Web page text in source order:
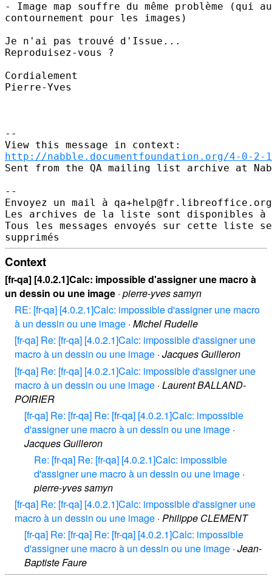
- Image map souffre du même problème (qui
contournement pour les images)
Je n'ai pas trouvé d'Issue...
Reproduisez-vous ?
Cordialement
Pierre-Yves
--
http://nabble.documentfoundation.org/4-0-2-
Sent from the QA mailing list archive at
--
Envoyez un mail à
Les archives de la liste sont disponibles à
Tous les messages envoyés sur cette liste
Context
[fr-qa] [4.0.2.1]Calc: impossible d'assigner une macro à
un dessin ou une image · pierre-yves samyn
RE: [fr-qa] [4.0.2.1]Calc: impossible d'assigner une macro
à un dessin ou une image · Michel Rudelle
[fr-qa] Re: [fr-qa] [4.0.2.1]Calc: impossible d'assigner une
macro à un dessin ou une image · Jacques Guilleron
[fr-qa] Re: [fr-qa] [4.0.2.1]Calc: impossible d'assigner une
macro à un dessin ou une image · Laurent BALLAND-
POIRIER
[fr-qa] Re: [fr-qa] Re: [fr-qa] [4.0.2.1]Calc: impossible
d'assigner une macro à un dessin ou une image ·
Jacques Guilleron
Re: [fr-qa] Re: [fr-qa] [4.0.2.1]Calc: impossible
d'assigner une macro à un dessin ou une image ·
pierre-yves samyn
[fr-qa] Re: [fr-qa] [4.0.2.1]Calc: impossible d'assigner une
macro à un dessin ou une image · Philippe CLEMENT
[fr-qa] Re: [fr-qa] Re: [fr-qa] [4.0.2.1]Calc: impossible
d'assigner une macro à un dessin ou une image · Jean-
Baptiste Faure